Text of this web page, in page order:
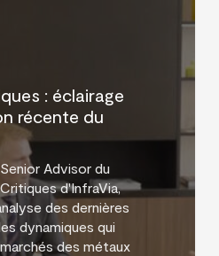
: éclairage
récente du
Advisor du
d'InfraVia,
des dernières
dynamiques qui
des métaux